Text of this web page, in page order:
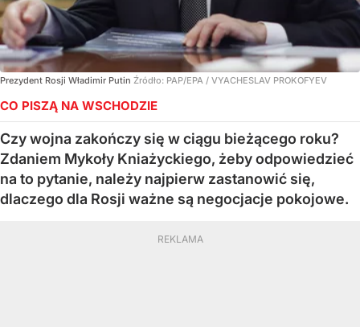
Prezydent Rosji Władimir Putin Źródło: PAP/EPA / VYACHESLAV PROKOFYEV
CO PISZĄ NA WSCHODZIE
Czy wojna zakończy się w ciągu bieżącego roku?
Zdaniem Mykoły Kniażyckiego, żeby odpowiedzieć
na to pytanie, należy najpierw zastanowić się,
dlaczego dla Rosji ważne są negocjacje pokojowe.